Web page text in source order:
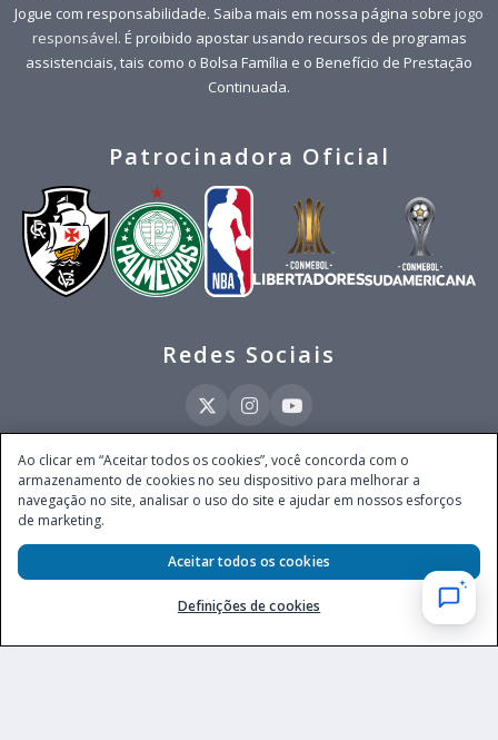
Jogue com responsabilidade. Saiba mais em nossa página sobre jogo
responsável. É proibido apostar usando recursos de programas
assistenciais, tais como o Bolsa Família e o Benefício de Prestação
Continuada.
Patrocinadora Oficial
Redes Sociais
Este site é operado pela Ventmear Brasil LTDA (CNPJ 52.868.380/0001-84), com
endereço na Avenida Brigadeiro Faria Lima, nº 4.055, 3º andar, Itaim Bibi, no
Município de São Paulo, Estado de São Paulo, CEP 04538-133, Brasil - empresa
autorizada a operar apostas de quota fixa em todo território nacional pela
Secretaria de Prêmios e Apostas do Ministério da Fazenda, conforme Portaria nº
247, de 07.02.2025, publicada no DOU em 11.2.2025.
Ao clicar em “Aceitar todos os cookies”, você concorda com o
armazenamento de cookies no seu dispositivo para melhorar a
navegação no site, analisar o uso do site e ajudar em nossos esforços
de marketing.
Definições de cookies
Aceitar todos os cookies